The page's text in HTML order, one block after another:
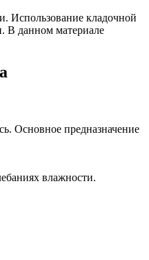
Использование кладочной
В данном материале
Основное предназначение
влажности.